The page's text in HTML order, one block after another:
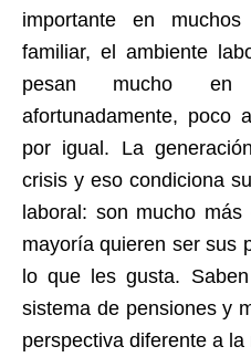
importante en
familiar, el ambiente
pesan mucho
afortunadamente, poco
por igual. La
crisis y eso condiciona
laboral: son mucho
mayoría quieren ser sus
lo que les gusta.
sistema de pensiones y
perspectiva diferente a la